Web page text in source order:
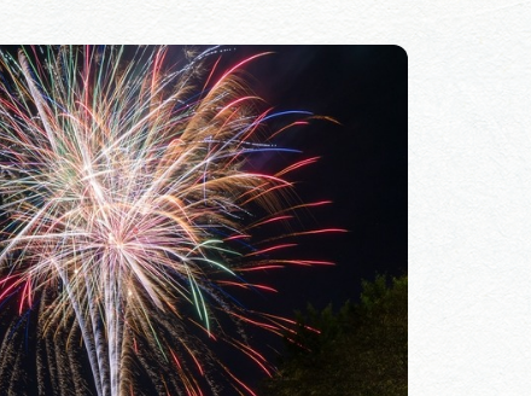
体験予約サイト「ＶＩＳＩＴ
岐阜県」
観光キャン
岐阜県まるごと観光エリアガ
イド
ース